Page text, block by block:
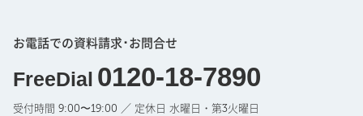
お電話での資料請求･お問合せ
FreeDial 0120-18-7890
受付時間 9:00〜19:00 ／ 定休日 水曜日・第3火曜日